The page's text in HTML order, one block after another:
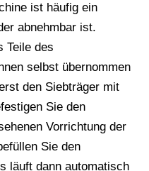
ist häufig ein
abnehmbar ist.
Teile des
selbst übernommen
den Siebträger mit
Sie den
Vorrichtung der
Sie den
läuft dann automatisch